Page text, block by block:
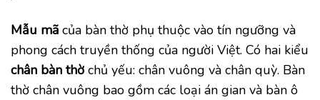
Mẫu mã của bàn thờ phụ thuộc vào tín ngưỡng và
phong cách truyền thống của người Việt. Có hai kiểu
chân bàn thờ chủ yếu: chân vuông và chân quỳ. Bàn
thờ chân vuông bao gồm các loại án gian và bàn ô